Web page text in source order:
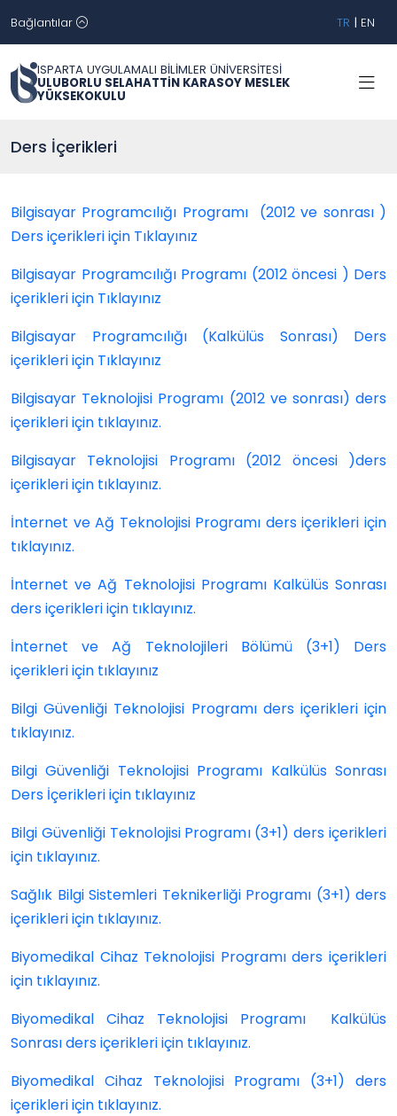
Bağlantılar TR | EN
ISPARTA UYGULAMALI BİLİMLER ÜNİVERSİTESİ
ULUBORLU SELAHATTİN KARASOY MESLEK
YÜKSEKOKULU
Ders İçerikleri
Bilgisayar Programcılığı Programı (2012 ve sonrası )
Ders içerikleri için Tıklayınız
Bilgisayar Programcılığı Programı (2012 öncesi ) Ders
içerikleri için Tıklayınız
Bilgisayar Programcılığı (Kalkülüs Sonrası) Ders
içerikleri için Tıklayınız
Bilgisayar Teknolojisi Programı (2012 ve sonrası) ders
içerikleri için tıklayınız.
Bilgisayar Teknolojisi Programı (2012 öncesi )ders
içerikleri için tıklayınız.
İnternet ve Ağ Teknolojisi Programı ders içerikleri için
tıklayınız.
İnternet ve Ağ Teknolojisi Programı Kalkülüs Sonrası
ders içerikleri için tıklayınız.
İnternet ve Ağ Teknolojileri Bölümü (3+1) Ders
içerikleri için tıklayınız
Bilgi Güvenliği Teknolojisi Programı ders içerikleri için
tıklayınız.
Bilgi Güvenliği Teknolojisi Programı Kalkülüs Sonrası
Ders İçerikleri için tıklayınız
Bilgi Güvenliği Teknolojisi Programı (3+1) ders içerikleri
için tıklayınız.
Sağlık Bilgi Sistemleri Teknikerliği Programı (3+1) ders
içerikleri için tıklayınız.
Biyomedikal Cihaz Teknolojisi Programı ders içerikleri
için tıklayınız.
Biyomedikal Cihaz Teknolojisi Programı Kalkülüs
Sonrası ders içerikleri için tıklayınız.
Biyomedikal Cihaz Teknolojisi Programı (3+1) ders
içerikleri için tıklayınız.